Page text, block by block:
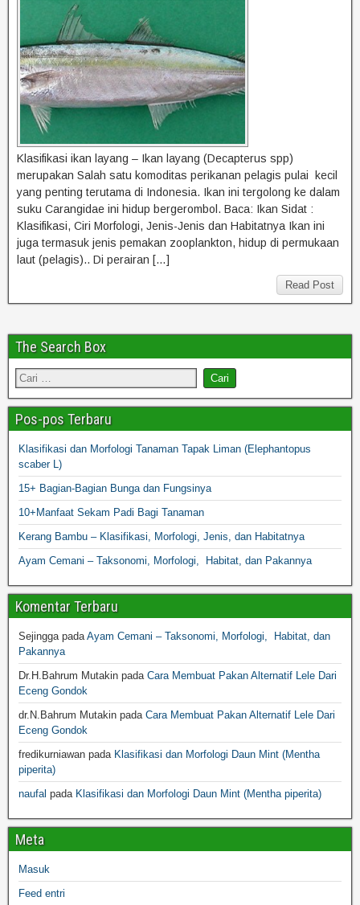
Klasifikasi ikan layang – Ikan layang (Decapterus spp)
merupakan Salah satu komoditas perikanan pelagis pulai kecil
yang penting terutama di Indonesia. Ikan ini tergolong ke dalam
suku Carangidae ini hidup bergerombol. Baca: Ikan Sidat :
Klasifikasi, Ciri Morfologi, Jenis-Jenis dan Habitatnya Ikan ini
juga termasuk jenis pemakan zooplankton, hidup di permukaan
laut (pelagis).. Di perairan […]
Read Post
The Search Box
Pos-pos Terbaru
Klasifikasi dan Morfologi Tanaman Tapak Liman (Elephantopus
scaber L)
15+ Bagian-Bagian Bunga dan Fungsinya
10+Manfaat Sekam Padi Bagi Tanaman
Kerang Bambu – Klasifikasi, Morfologi, Jenis, dan Habitatnya
Ayam Cemani – Taksonomi, Morfologi, Habitat, dan Pakannya
Komentar Terbaru
SejinggapadaAyam Cemani – Taksonomi, Morfologi, Habitat, dan
Pakannya
Dr.H.Bahrum Mutakin pada Cara Membuat Pakan Alternatif Lele Dari
Eceng Gondok
dr.N.Bahrum Mutakin pada Cara Membuat Pakan Alternatif Lele Dari
Eceng Gondok
fredikurniawan pada Klasifikasi dan Morfologi Daun Mint (Mentha
piperita)
naufal pada Klasifikasi dan Morfologi Daun Mint (Mentha piperita)
Meta
Masuk
Feed entri